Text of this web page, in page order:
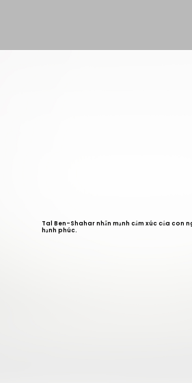
Tal Ben-Shahar nhấn mạnh cảm xúc của con
hạnh phúc.